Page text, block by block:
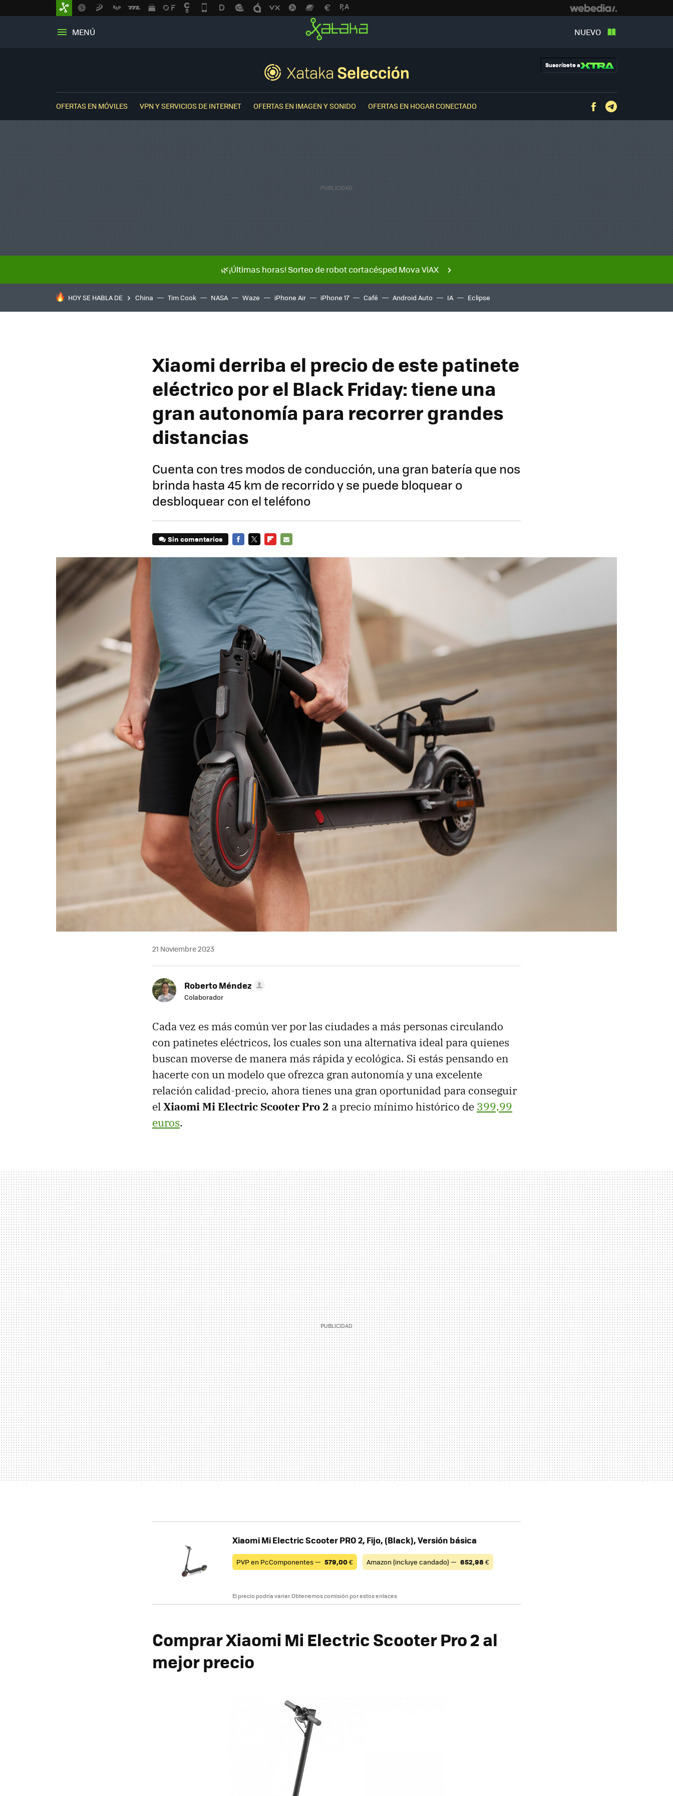
MENÚ NUEVO
Suscríbete a
OFERTAS EN MÓVILES VPN Y SERVICIOS DE INTERNET OFERTAS EN IMAGEN Y SONIDO OFERTAS EN HOGAR CONECTADO Facebook
🌿¡Últimas horas! Sorteo de robot cortacésped Mova ViAX
HOY SE HABLA DE China Tim Cook NASA Waze iPhone Air iPhone 17 Café Android Auto IA Eclipse
Xiaomi derriba el precio de este patinete
eléctrico por el Black Friday: tiene una
gran autonomía para recorrer grandes
distancias
Cuenta con tres modos de conducción, una gran batería que nos
brinda hasta 45 km de recorrido y se puede bloquear o
desbloquear con el teléfono
Sin comentarios
MAIL
21 Noviembre 2023
Roberto Méndez
Colaborador
Cada vez es más común ver por las ciudades a más personas circulando
con patinetes eléctricos, los cuales son una alternativa ideal para quienes
buscan moverse de manera más rápida y ecológica. Si estás pensando en
hacerte con un modelo que ofrezca gran autonomía y una excelente
relación calidad-precio, ahora tienes una gran oportunidad para conseguir
elXiaomi Mi Electric Scooter Pro 2 a precio mínimo histórico de 399,99
euros.
Xiaomi Mi Electric Scooter PRO 2, Fijo, (Black), Versión básica
PVP en PcComponentes — 579,00€ Amazon (incluye candado) — 652,98 €
El precio podría variar. Obtenemos comisión por estos enlaces
Comprar XiaomiMi Electric Scooter Pro 2al
mejor precio